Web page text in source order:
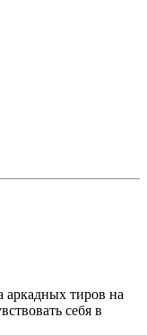
аркадных тиров на
себя в